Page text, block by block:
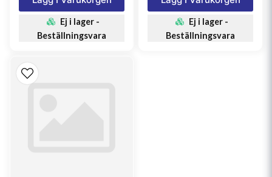
Ej i lager -
Beställningsvara
Ej i lager -
Beställningsvara